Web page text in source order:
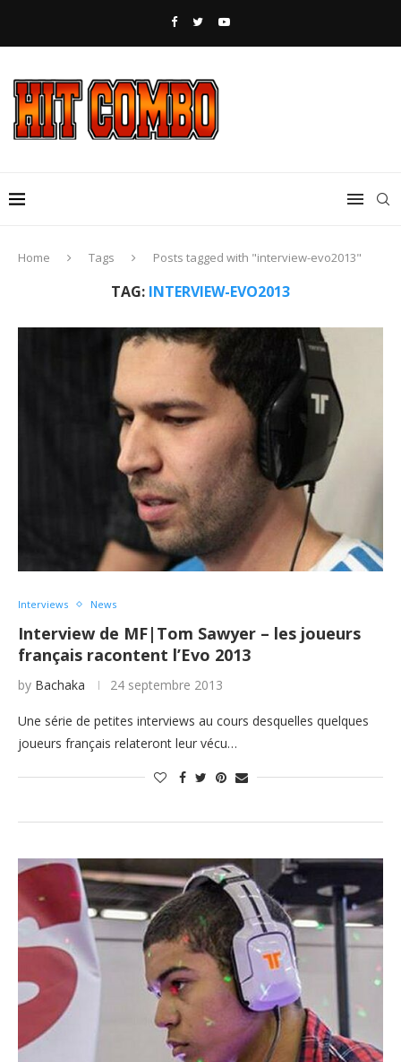
Home Tags Posts tagged with "interview-evo2013"
TAG: INTERVIEW-EVO2013
Interviews News
Interview de MF|Tom Sawyer – les joueurs
français racontent l’Evo 2013
by Bachaka 24 septembre 2013
Une série de petites interviews au cours desquelles quelques
joueurs français relateront leur vécu…